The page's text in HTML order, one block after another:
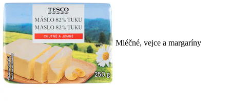
Mléčné, vejce a margaríny